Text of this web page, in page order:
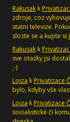
Rakusak k
zdroje, coz
statni televize.
slozte se a kupte si
Rakusak k
sve otazky jsi
;-)
Lojza k Privatizace
bylo, kdyby vše
Lojza k Privatizace
socialistické či